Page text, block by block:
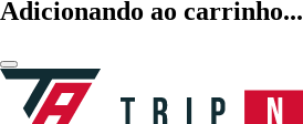
Adicionando ao carrinho...